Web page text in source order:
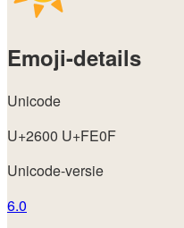
Emoji-details
Unicode
U+2600 U+FE0F
Unicode-versie
6.0